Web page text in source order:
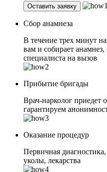
Оставить заявку
Сбор анамнеза
В течение трех минут
вам и собирает анамнез,
специалиста на вызов
Прибытие бригады
Врач-нарколог приедет
гарантируем
Оказание процедур
Первичная
уколы, лекарства